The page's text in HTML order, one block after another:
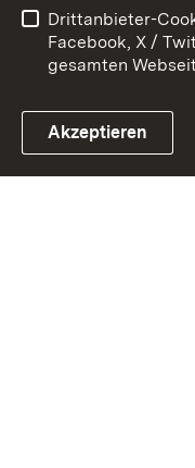
Link zum Landesportal
Impressum
Drittanbieter-
Facebook, X /
gesamten
Akzeptieren